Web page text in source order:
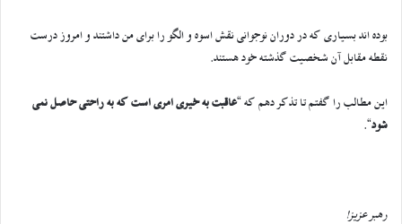
بوده اند بسیاری که در دوران نوجوانی نقش اسوه و الگو را برای من داشتند و امروز درست
نقطه مقابل آن شخصیت گذشته خود هستند.
این مطالب را گفتم تا تذکر دهم که “عاقبت به خیری امری است که به راحتی حاصل نمی
شود “.
رهبر عزیز!